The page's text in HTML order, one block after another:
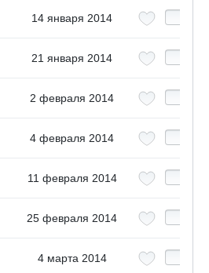
14 января 2014
21 января 2014
2 февраля 2014
4 февраля 2014
11 февраля 2014
25 февраля 2014
4 марта 2014